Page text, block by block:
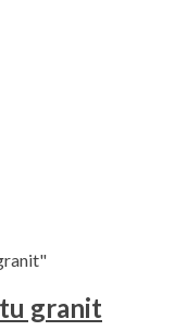
granit